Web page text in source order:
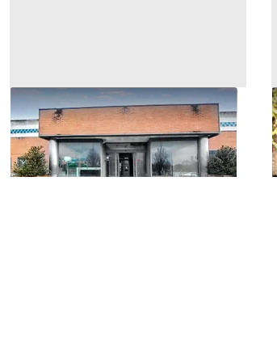
#2516001 Complesso commerciale
con magazzini e terreni edificabili
Fossato di Vico (Perugia)
2.977.481 €